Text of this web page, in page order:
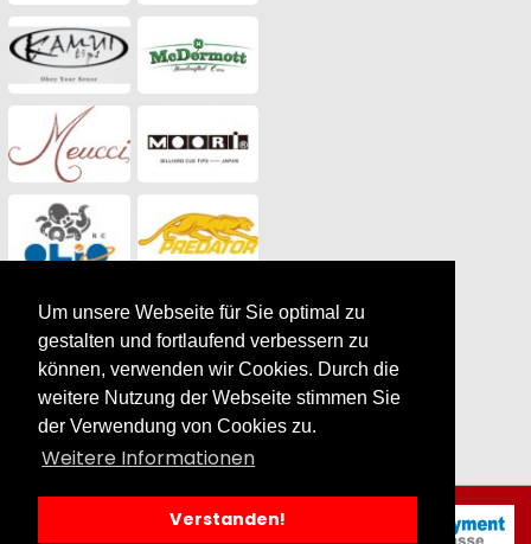
Um unsere Webseite für Sie optimal zu
gestalten und fortlaufend verbessern zu
können, verwenden wir Cookies. Durch die
weitere Nutzung der Webseite stimmen Sie
der Verwendung von Cookies zu.
Weitere Informationen
Verstanden!